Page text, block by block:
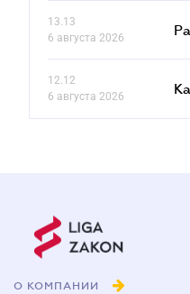
13.13
6 августа 2026
12.12
6 августа 2026
О КОМПАНИИ